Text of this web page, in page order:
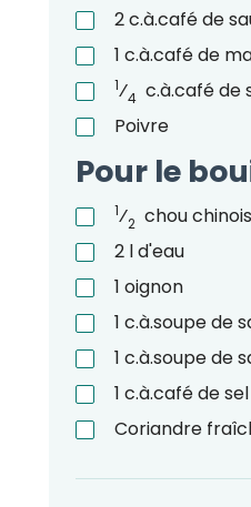
2c.à.caféde
1 c.à.caféde
1⁄4 c.à.caféde
Poivre
Pour le
1⁄2 chou chinois
2 ld'eau
1 oignon
1 c.à.soupede
1 c.à.soupede
1 c.à.caféde sel
Coriandre